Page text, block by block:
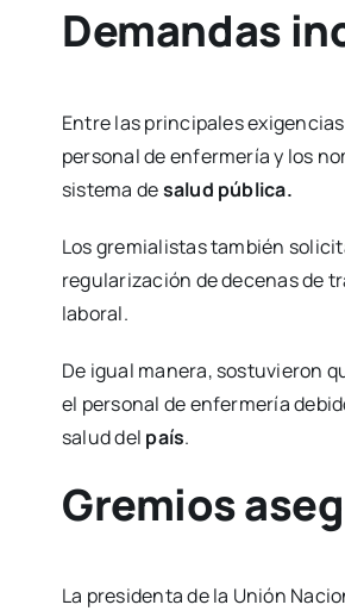
Demandas
Entre las principales
personal de enfermería y los
sistema desalud pública.
Los gremialistas también
regularización de decenas de
laboral.
De igual manera, sostuvieron
el personal de enfermería
salud del país.
Gremios
La presidenta de la Unión